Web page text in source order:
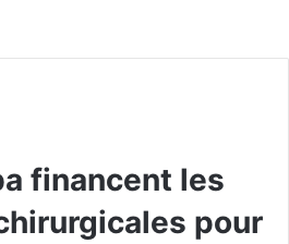
financent les
pour